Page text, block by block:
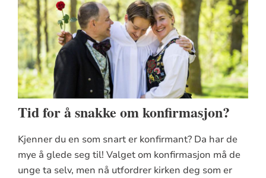
Tid for å snakke om konfirmasjon?
Kjenner du en som snart er konfirmant? Da har de
mye å glede seg til! Valget om konfirmasjon må de
unge ta selv, men nå utfordrer kirken deg som er